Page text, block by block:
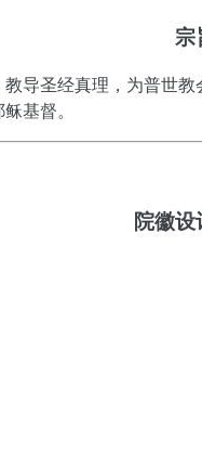
宗
导圣经真理，为普世
基督。
院徽